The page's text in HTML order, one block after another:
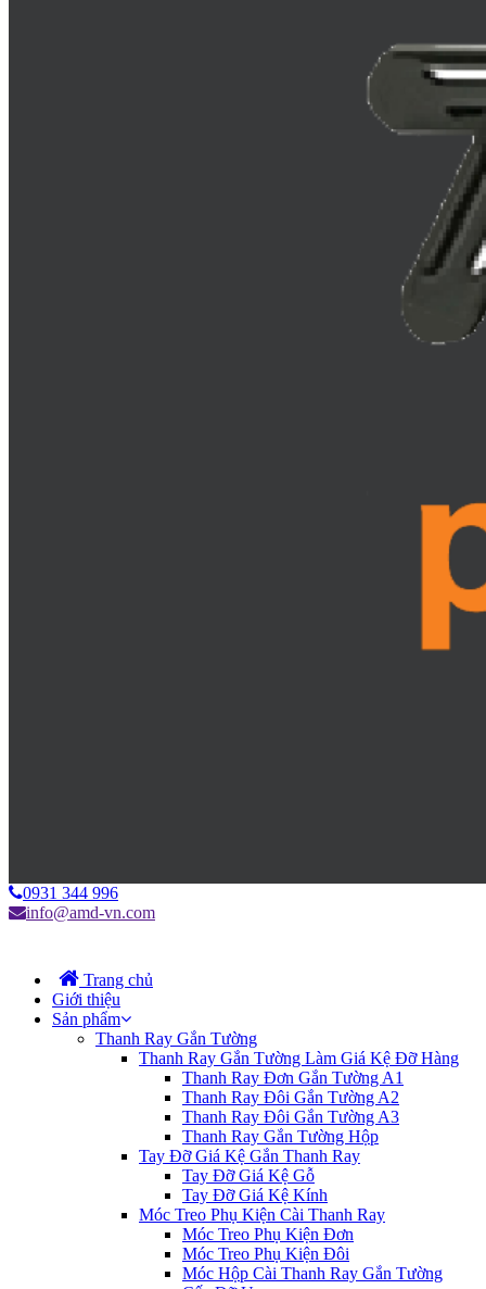
0931 344 996
info@amd-vn.com
Trang chủ
Giới thiệu
Sản phẩm
Thanh Ray Gắn Tường
Thanh Ray Gắn Tường Làm Giá Kệ Đỡ Hàng
Thanh Ray Đơn Gắn Tường A1
Thanh Ray Đôi Gắn Tường A2
Thanh Ray Đôi Gắn Tường A3
Thanh Ray Gắn Tường Hộp
Tay Đỡ Giá Kệ Gắn Thanh Ray
Tay Đỡ Giá Kệ Gỗ
Tay Đỡ Giá Kệ Kính
Móc Treo Phụ Kiện Cài Thanh Ray
Móc Treo Phụ Kiện Đơn
Móc Treo Phụ Kiện Đôi
Móc Hộp Cài Thanh Ray Gắn Tường